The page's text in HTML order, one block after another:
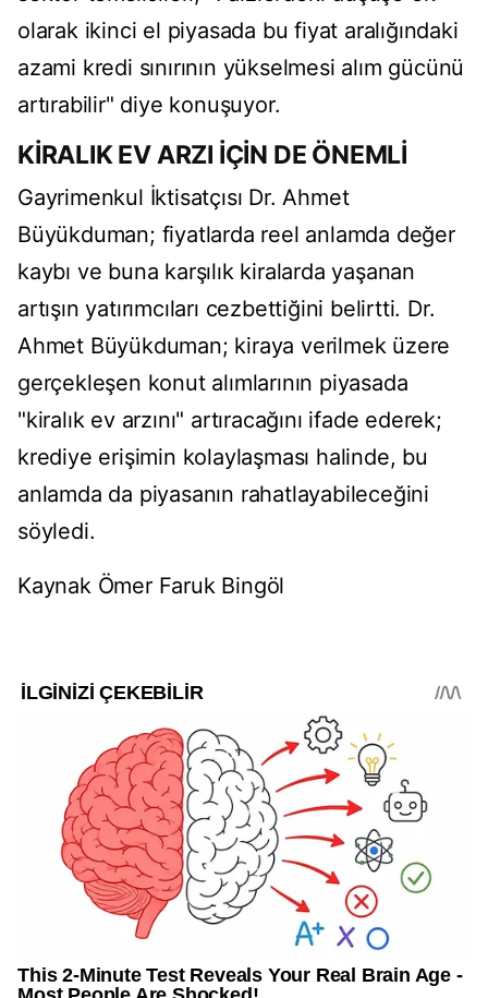
olarak ikinci el piyasada bu fiyat aralığındaki
azami kredi sınırının yükselmesi alım gücünü
artırabilir" diye konuşuyor.
KİRALIK EV ARZI İÇİN DE ÖNEMLİ
Gayrimenkul İktisatçısı Dr. Ahmet
Büyükduman; fiyatlarda reel anlamda değer
kaybı ve buna karşılık kiralarda yaşanan
artışın yatırımcıları cezbettiğini belirtti. Dr.
Ahmet Büyükduman; kiraya verilmek üzere
gerçekleşen konut alımlarının piyasada
"kiralık ev arzını" artıracağını ifade ederek;
krediye erişimin kolaylaşması halinde, bu
anlamda da piyasanın rahatlayabileceğini
söyledi.
Kaynak Ömer Faruk Bingöl